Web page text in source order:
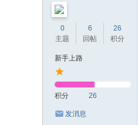
0
主题
6
回帖
26
积分
新手上路
积分 26
发消息